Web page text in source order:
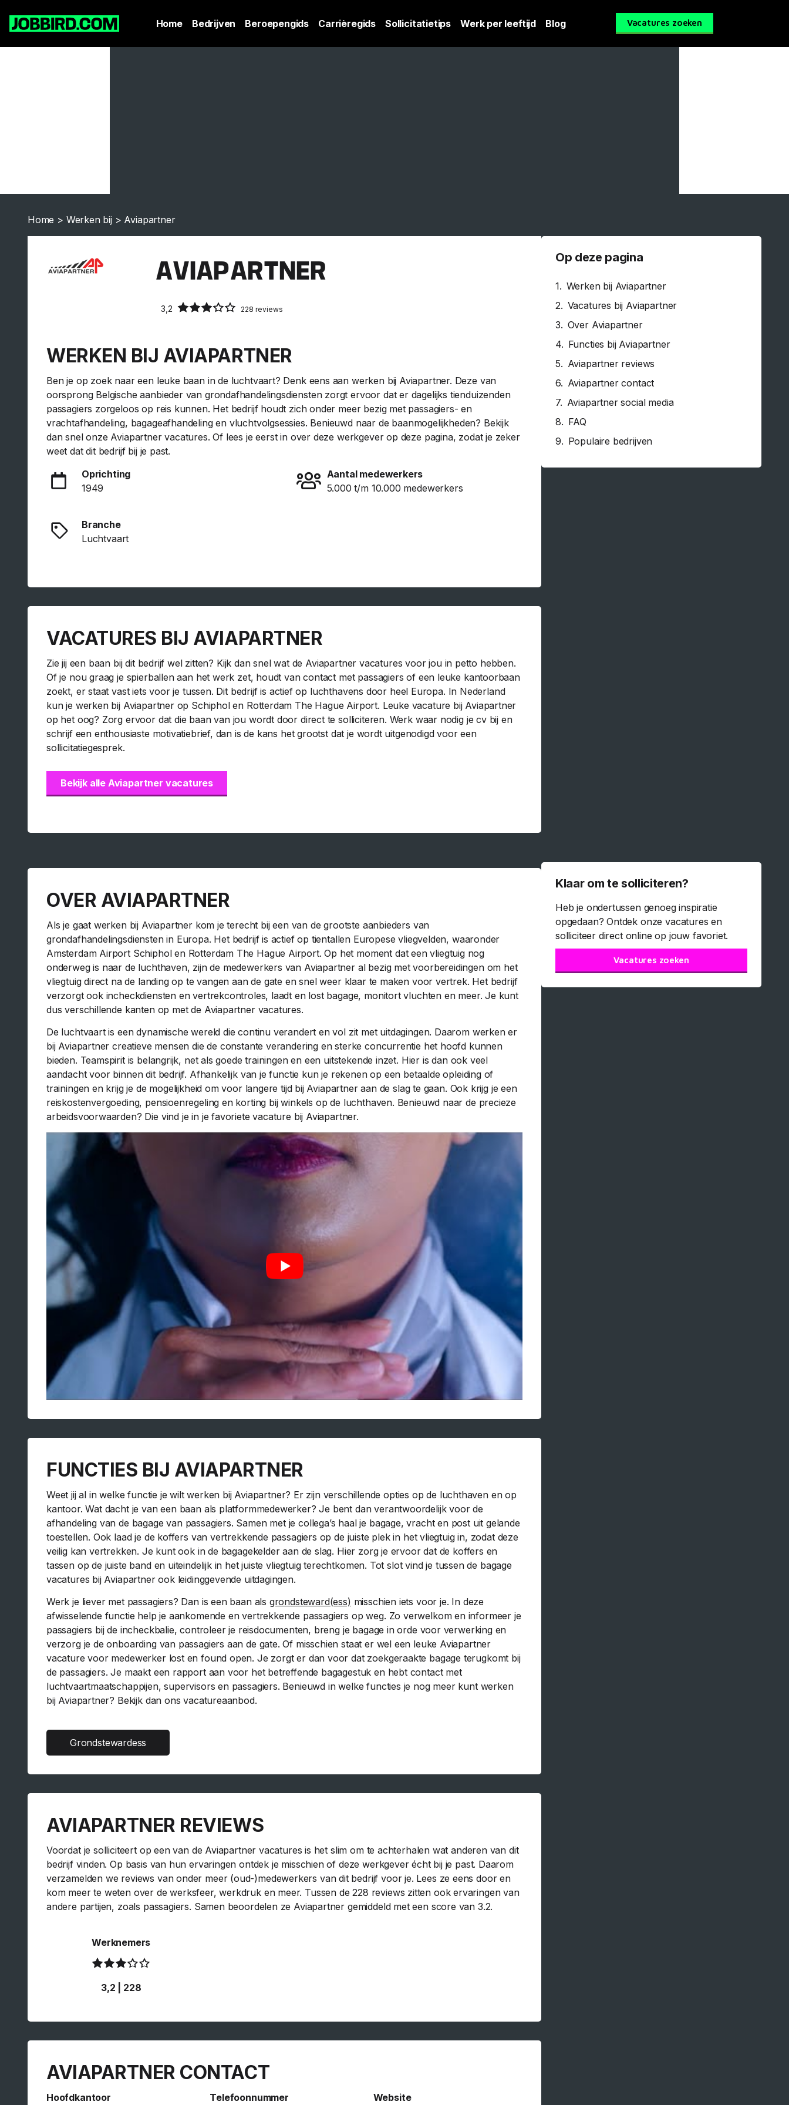
Home Bedrijven Beroepengids Carrièregids Sollicitatietips Werk per leeftijd Blog Vacatures zoeken
Home > Werken bij > Aviapartner
AVIAPARTNER
3,2 228 reviews
WERKEN BIJ AVIAPARTNER
Ben je op zoek naar een leuke baan in de luchtvaart? Denk eens aan werken bij Aviapartner. Deze van
oorsprong Belgische aanbieder van grondafhandelingsdiensten zorgt ervoor dat er dagelijks tienduizenden
passagiers zorgeloos op reis kunnen. Het bedrijf houdt zich onder meer bezig met passagiers- en
vrachtafhandeling, bagageafhandeling en vluchtvolgsessies. Benieuwd naar de baanmogelijkheden? Bekijk
dan snel onze Aviapartner vacatures. Of lees je eerst in over deze werkgever op deze pagina, zodat je zeker
weet dat dit bedrijf bij je past.
Oprichting
1949
Aantal medewerkers
5.000 t/m 10.000 medewerkers
Branche
Luchtvaart
VACATURES BIJ AVIAPARTNER
Zie jij een baan bij dit bedrijf wel zitten? Kijk dan snel wat de Aviapartner vacatures voor jou in petto hebben.
Of je nou graag je spierballen aan het werk zet, houdt van contact met passagiers of een leuke kantoorbaan
zoekt, er staat vast iets voor je tussen. Dit bedrijf is actief op luchthavens door heel Europa. In Nederland
kun je werken bij Aviapartner op Schiphol en Rotterdam The Hague Airport. Leuke vacature bij Aviapartner
op het oog? Zorg ervoor dat die baan van jou wordt door direct te solliciteren. Werk waar nodig je cv bij en
schrijf een enthousiaste motivatiebrief, dan is de kans het grootst dat je wordt uitgenodigd voor een
sollicitatiegesprek.
Bekijk alle Aviapartner vacatures
OVER AVIAPARTNER
Als je gaat werken bij Aviapartner kom je terecht bij een van de grootste aanbieders van
grondafhandelingsdiensten in Europa. Het bedrijf is actief op tientallen Europese vliegvelden, waaronder
Amsterdam Airport Schiphol en Rotterdam The Hague Airport. Op het moment dat een vliegtuig nog
onderweg is naar de luchthaven, zijn de medewerkers van Aviapartner al bezig met voorbereidingen om het
vliegtuig direct na de landing op te vangen aan de gate en snel weer klaar te maken voor vertrek. Het bedrijf
verzorgt ook incheckdiensten en vertrekcontroles, laadt en lost bagage, monitort vluchten en meer. Je kunt
dus verschillende kanten op met de Aviapartner vacatures.
De luchtvaart is een dynamische wereld die continu verandert en vol zit met uitdagingen. Daarom werken er
bij Aviapartner creatieve mensen die de constante verandering en sterke concurrentie het hoofd kunnen
bieden. Teamspirit is belangrijk, net als goede trainingen en een uitstekende inzet. Hier is dan ook veel
aandacht voor binnen dit bedrijf. Afhankelijk van je functie kun je rekenen op een betaalde opleiding of
trainingen en krijg je de mogelijkheid om voor langere tijd bij Aviapartner aan de slag te gaan. Ook krijg je een
reiskostenvergoeding, pensioenregeling en korting bij winkels op de luchthaven. Benieuwd naar de precieze
arbeidsvoorwaarden? Die vind je in je favoriete vacature bij Aviapartner.
FUNCTIES BIJ AVIAPARTNER
Weet jij al in welke functie je wilt werken bij Aviapartner? Er zijn verschillende opties op de luchthaven en op
kantoor. Wat dacht je van een baan als platformmedewerker? Je bent dan verantwoordelijk voor de
afhandeling van de bagage van passagiers. Samen met je collega’s haal je bagage, vracht en post uit gelande
toestellen. Ook laad je de koffers van vertrekkende passagiers op de juiste plek in het vliegtuig in, zodat deze
veilig kan vertrekken. Je kunt ook in de bagagekelder aan de slag. Hier zorg je ervoor dat de koffers en
tassen op de juiste band en uiteindelijk in het juiste vliegtuig terechtkomen. Tot slot vind je tussen de bagage
vacatures bij Aviapartner ook leidinggevende uitdagingen.
Werk je liever met passagiers? Dan is een baan als grondsteward(ess) misschien iets voor je. In deze
afwisselende functie help je aankomende en vertrekkende passagiers op weg. Zo verwelkom en informeer je
passagiers bij de incheckbalie, controleer je reisdocumenten, breng je bagage in orde voor verwerking en
verzorg je de onboarding van passagiers aan de gate. Of misschien staat er wel een leuke Aviapartner
vacature voor medewerker lost en found open. Je zorgt er dan voor dat zoekgeraakte bagage terugkomt bij
de passagiers. Je maakt een rapport aan voor het betreffende bagagestuk en hebt contact met
luchtvaartmaatschappijen, supervisors en passagiers. Benieuwd in welke functies je nog meer kunt werken
bij Aviapartner? Bekijk dan ons vacatureaanbod.
Grondstewardess
AVIAPARTNER REVIEWS
Voordat je solliciteert op een van de Aviapartner vacatures is het slim om te achterhalen wat anderen van dit
bedrijf vinden. Op basis van hun ervaringen ontdek je misschien of deze werkgever écht bij je past. Daarom
verzamelden we reviews van onder meer (oud-)medewerkers van dit bedrijf voor je. Lees ze eens door en
kom meer te weten over de werksfeer, werkdruk en meer. Tussen de 228 reviews zitten ook ervaringen van
andere partijen, zoals passagiers. Samen beoordelen ze Aviapartner gemiddeld met een score van 3.2.
Werknemers
3,2 | 228
AVIAPARTNER CONTACT
Hoofdkantoor Telefoonnummer Website
Op deze pagina
Werken bij Aviapartner
Vacatures bij Aviapartner
Over Aviapartner
Functies bij Aviapartner
Aviapartner reviews
Aviapartner contact
Aviapartner social media
FAQ
Populaire bedrijven
Klaar om te solliciteren?
Heb je ondertussen genoeg inspiratie
opgedaan? Ontdek onze vacatures en
solliciteer direct online op jouw favoriet.
Vacatures zoeken